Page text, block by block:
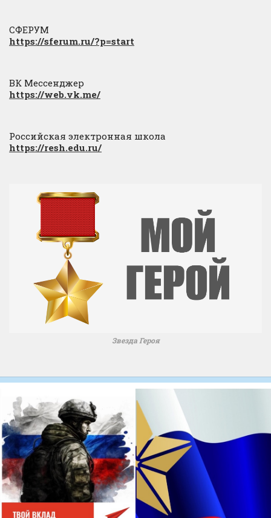
СФЕРУМ
https://sferum.ru/?p=start
ВК Мессенджер
https://web.vk.me/
Российская электронная школа
https://resh.edu.ru/
Звезда Героя